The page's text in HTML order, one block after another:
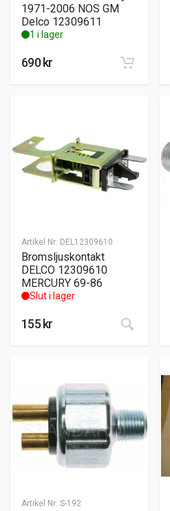
1971-2006 NOS GM
Delco 12309611
1 i lager
690kr
Artikel Nr: DEL12309610
Bromsljuskontakt
DELCO 12309610
MERCURY 69-86
Slut i lager
155 kr
Artikel Nr: S-192